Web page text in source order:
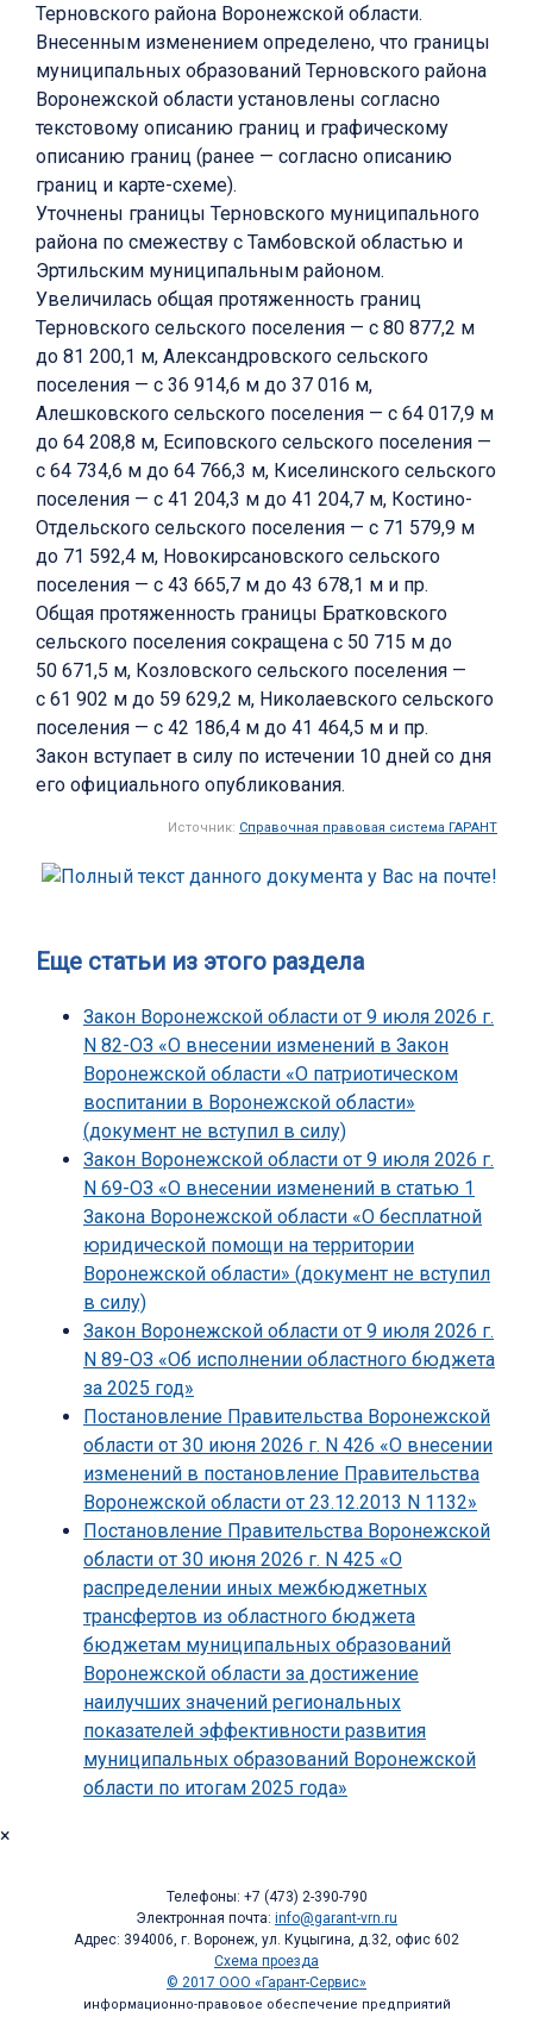
Терновского района Воронежской области.
Внесенным изменением определено, что границы
муниципальных образований Терновского района
Воронежской области установлены согласно
текстовому описанию границ и графическому
описанию границ (ранее — согласно описанию
границ и карте-схеме).
Уточнены границы Терновского муниципального
района по смежеству с Тамбовской областью и
Эртильским муниципальным районом.
Увеличилась общая протяженность границ
Терновского сельского поселения — с 80 877,2 м
до 81 200,1 м, Александровского сельского
поселения — с 36 914,6 м до 37 016 м,
Алешковского сельского поселения — с 64 017,9 м
до 64 208,8 м, Есиповского сельского поселения —
с 64 734,6 м до 64 766,3 м, Киселинского сельского
поселения — с 41 204,3 м до 41 204,7 м, Костино-
Отдельского сельского поселения — с 71 579,9 м
до 71 592,4 м, Новокирсановского сельского
поселения — с 43 665,7 м до 43 678,1 м и пр.
Общая протяженность границы Братковского
сельского поселения сокращена с 50 715 м до
50 671,5 м, Козловского сельского поселения —
с 61 902 м до 59 629,2 м, Николаевского сельского
поселения — с 42 186,4 м до 41 464,5 м и пр.
Закон вступает в силу по истечении 10 дней со дня
его официального опубликования.
Источник: Справочная правовая система ГАРАНТ
Еще статьи из этого раздела
Закон Воронежской области от 9 июля 2026 г.
N 82-ОЗ «О внесении изменений в Закон
Воронежской области «О патриотическом
воспитании в Воронежской области»
(документ не вступил в силу)
Закон Воронежской области от 9 июля 2026 г.
N 69-ОЗ «О внесении изменений в статью 1
Закона Воронежской области «О бесплатной
юридической помощи на территории
Воронежской области» (документ не вступил
в силу)
Закон Воронежской области от 9 июля 2026 г.
N 89-ОЗ «Об исполнении областного бюджета
за 2025 год»
Постановление Правительства Воронежской
области от 30 июня 2026 г. N 426 «О внесении
изменений в постановление Правительства
Воронежской области от 23.12.2013 N 1132»
Постановление Правительства Воронежской
области от 30 июня 2026 г. N 425 «О
распределении иных межбюджетных
трансфертов из областного бюджета
бюджетам муниципальных образований
Воронежской области за достижение
наилучших значений региональных
показателей эффективности развития
муниципальных образований Воронежской
области по итогам 2025 года»
×
Телефоны: +7 (473) 2-390-790
Электронная почта: info@garant-vrn.ru
Адрес: 394006, г. Воронеж, ул. Куцыгина, д.32, офис 602
Схема проезда
© 2017 ООО «Гарант-Сервис»
информационно-правовое обеспечение предприятий